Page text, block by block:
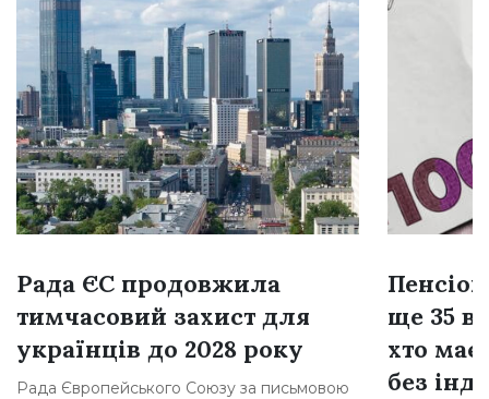
Рада ЄС продовжила
тимчасовий захист для
українців до 2028 року
Рада Європейського Союзу за письмовою
ще 35
хто
без